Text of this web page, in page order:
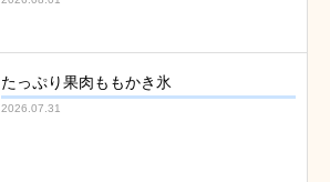
たっぷり果肉ももかき氷
2026.07.31